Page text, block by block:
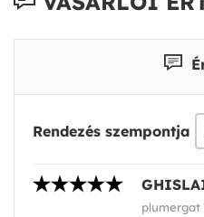
Rendezés szempontja
plumergat